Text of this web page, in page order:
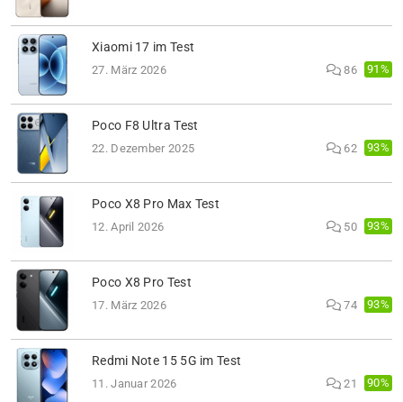
Xiaomi 17 im Test
27. März 2026 86 91%
Poco F8 Ultra Test
22. Dezember 2025 62 93%
Poco X8 Pro Max Test
12. April 2026 50 93%
Poco X8 Pro Test
17. März 2026 74 93%
Redmi Note 15 5G im Test
11. Januar 2026 21 90%